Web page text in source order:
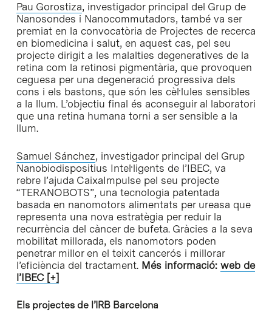
Pau Gorostiza, investigador principal del Grup de
Nanosondes i Nanocommutadors, també va ser
premiat en la convocatòria de Projectes de recerca
en biomedicina i salut, en aquest cas, pel seu
projecte dirigit a les malalties degeneratives de la
retina com la retinosi pigmentària, que provoquen
ceguesa per una degeneració progressiva dels
cons i els bastons, que són les cèl·lules sensibles
a la llum. L’objectiu final és aconseguir al laboratori
que una retina humana torni a ser sensible a la
llum.
Samuel Sánchez, investigador principal del Grup
Nanobiodispositius Intel·ligents de l’IBEC, va
rebre l’ajuda CaixaImpulse pel seu projecte
“TERANOBOTS”, una tecnologia patentada
basada en nanomotors alimentats per ureasa que
representa una nova estratègia per reduir la
recurrència del càncer de bufeta. Gràcies a la seva
mobilitat millorada, els nanomotors poden
penetrar millor en el teixit cancerós i millorar
l’eficiència del tractament. Més informació: web de
l’IBEC [+]
Els projectes de l’IRB Barcelona